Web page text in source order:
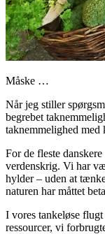
Måske …
Når jeg stiller
begrebet
taknemmelighed med
For de fleste
verdenskrig. Vi har
hylder – uden at
naturen har måttet
I vores tankeløse
ressourcer, vi